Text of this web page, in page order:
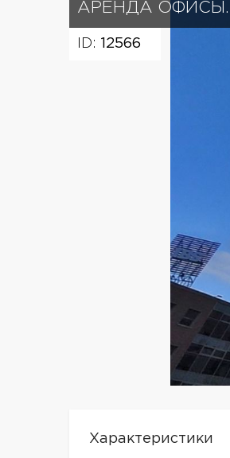
АРЕНДА ОФИСЫ.
ID: 12566
Характеристики